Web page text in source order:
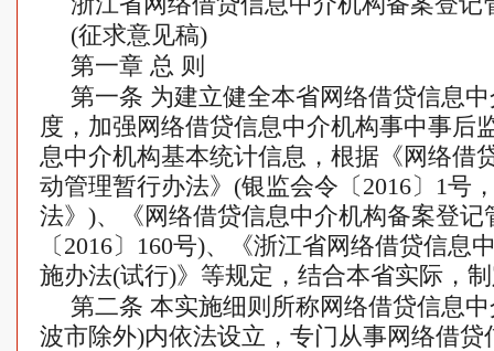
(征求意见稿)
第一章 总 则
第一条 为建立健全本省网络借贷信息
度，加强网络借贷信息中介机构事中事后
息中介机构基本统计信息，根据《网络借
动管理暂行办法》(银监会令〔2016〕1号
法》)、《网络借贷信息中介机构备案登
〔2016〕160号)、《浙江省网络借贷信息
施办法(试行)》等规定，结合本省实际，
第二条 本实施细则所称网络借贷信息
波市除外)内依法设立，专门从事网络借